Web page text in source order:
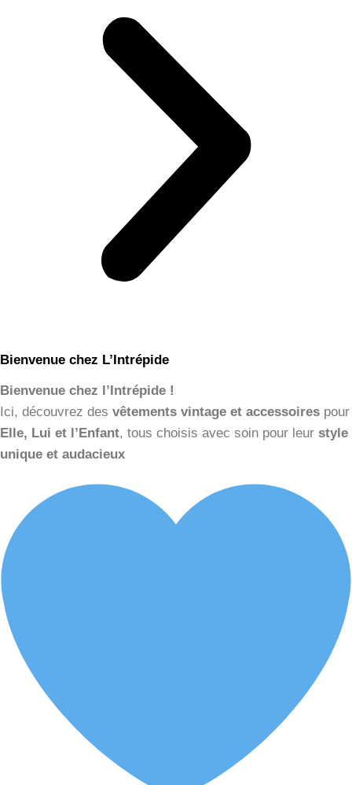
Bienvenue chez L’Intrépide
Bienvenue chez l’Intrépide !
Ici, découvrez des vêtements vintage et accessoires pour
Elle, Lui et l’Enfant, tous choisis avec soin pour leur style
unique et audacieux